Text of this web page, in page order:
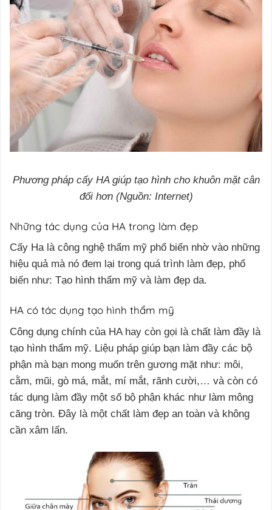
Phương pháp cấy HA giúp tạo hình cho khuôn mặt cân
đối hơn (Nguồn: Internet)
Những tác dụng của HA trong làm đẹp
Cấy Ha là công nghệ thẩm mỹ phổ biến nhờ vào những
hiệu quả mà nó đem lại trong quá trình làm đẹp, phổ
biến như: Tạo hình thẩm mỹ và làm đẹp da.
HA có tác dụng tạo hình thẩm mỹ
Công dụng chính của HA hay còn gọi là chất làm đầy là
tạo hình thẩm mỹ. Liệu pháp giúp bạn làm đầy các bộ
phận mà bạn mong muốn trên gương mặt như: môi,
cằm, mũi, gò má, mắt, mí mắt, rãnh cười,… và còn có
tác dụng làm đầy một số bộ phận khác như làm mông
căng tròn. Đây là một chất làm đẹp an toàn và không
cần xâm lấn.